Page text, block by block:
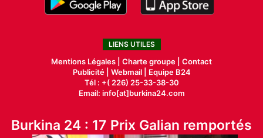
LIENS UTILES
Mentions Légales | Charte groupe | Contact
Publicité| Webmail |
Equipe B24
Tél : +( 226) 25-33-38-30
Email: info[at]burkina24.com
Burkina 24 : 17 Prix Galian remportés